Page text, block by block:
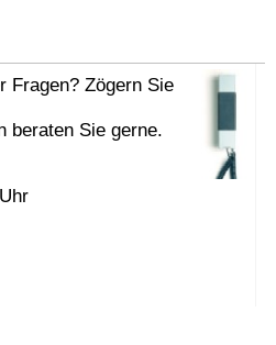
Fragen? Zögern Sie
beraten Sie gerne.